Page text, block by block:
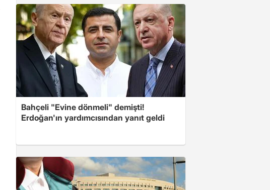
Bahçeli "Evine dönmeli" demişti!
Erdoğan'ın yardımcısından yanıt geldi